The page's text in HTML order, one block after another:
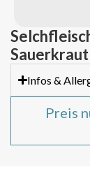
Sauerkraut
Infos &
Preis